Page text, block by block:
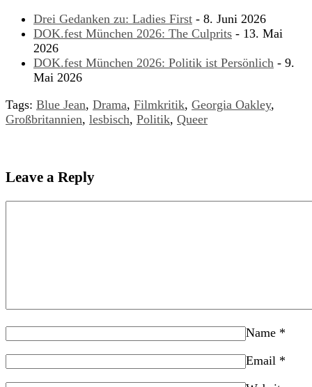
Drei Gedanken zu: Ladies First - 8. Juni 2026
DOK.fest München 2026: The Culprits - 13. Mai
2026
DOK.fest München 2026: Politik ist Persönlich - 9.
Mai 2026
Tags: Blue Jean, Drama, Filmkritik, Georgia Oakley,
Großbritannien, lesbisch, Politik, Queer
Leave a Reply
Name *
Email *